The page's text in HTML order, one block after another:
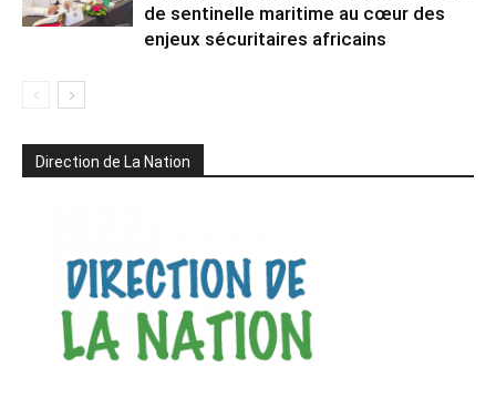
de sentinelle maritime au cœur des
enjeux sécuritaires africains
Direction de La Nation